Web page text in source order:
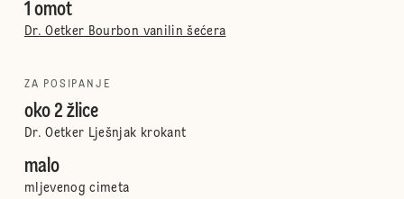
1 omot
Dr. Oetker Bourbon vanilin šećera
ZA POSIPANJE
oko 2 žlice
Dr. Oetker Lješnjak krokant
malo
mljevenog cimeta